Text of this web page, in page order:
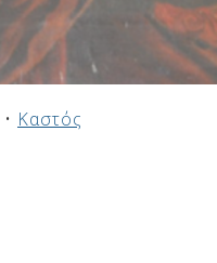
• Καστός